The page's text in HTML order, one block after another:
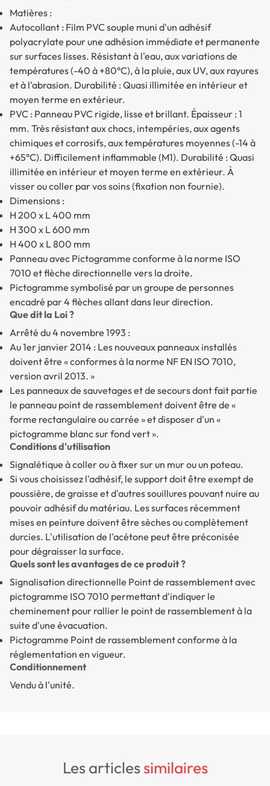
Matières :
Autocollant : Film PVC souple muni d'un adhésif
polyacrylate pour une adhésion immédiate et permanente
sur surfaces lisses. Résistant à l'eau, aux variations de
températures (-40 à +80°C), à la pluie, aux UV, aux rayures
et à l'abrasion. Durabilité : Quasi illimitée en intérieur et
moyen terme en extérieur.
PVC : Panneau PVC rigide, lisse et brillant. Épaisseur : 1
mm. Très résistant aux chocs, intempéries, aux agents
chimiques et corrosifs, aux températures moyennes (-14 à
+65°C). Difficilement inflammable (M1). Durabilité : Quasi
illimitée en intérieur et moyen terme en extérieur. À
visser ou coller par vos soins (fixation non fournie).
Dimensions :
H 200 x L 400 mm
H 300 x L 600 mm
H 400 x L 800 mm
Panneau avec Pictogramme conforme à la norme ISO
7010 et flèche directionnelle vers la droite.
Pictogramme symbolisé par un groupe de personnes
encadré par 4 flèches allant dans leur direction.
Que dit la Loi ?
Arrêté du 4 novembre 1993 :
Au 1er janvier 2014 : Les nouveaux panneaux installés
doivent être « conformes à la norme NF EN ISO 7010,
version avril 2013. »
Les panneaux de sauvetages et de secours dont fait partie
le panneau point de rassemblement doivent être de «
forme rectangulaire ou carrée » et disposer d'un «
pictogramme blanc sur fond vert ».
Conditions d'utilisation
Signalétique à coller ou à fixer sur un mur ou un poteau.
Si vous choisissez l'adhésif, le support doit être exempt de
poussière, de graisse et d'autres souillures pouvant nuire au
pouvoir adhésif du matériau. Les surfaces récemment
mises en peinture doivent être sèches ou complètement
durcies. L'utilisation de l'acétone peut être préconisée
pour dégraisser la surface.
Quels sont les avantages de ce produit ?
Signalisation directionnelle Point de rassemblementavec
pictogramme ISO 7010 permettant d'indiquer le
cheminement pour rallier le point de rassemblement à la
suite d'une évacuation.
Pictogramme Point de rassemblementconforme à la
réglementation en vigueur.
Conditionnement
Vendu à l'unité.
les articlessimilaires